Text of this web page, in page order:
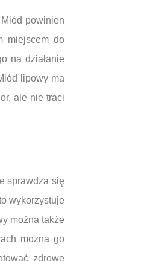
powinien
miejscem do
na działanie
lipowy ma
ale nie traci
sprawdza się
wykorzystuje
można także
można go
zdrowe